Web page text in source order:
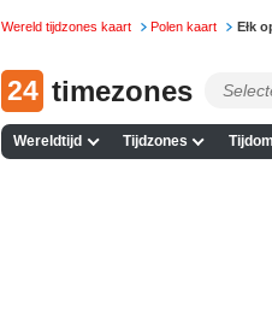
Wereld tijdzones kaart Polen kaart Ełk
24 timezones
Wereldtijd Tijdzones